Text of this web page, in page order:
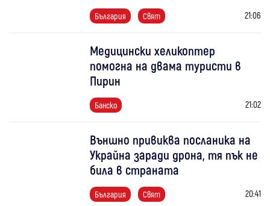
България Свят 21:06
Медицински хеликоптер
помогна на двама туристи в
Пирин
Банско 21:02
Външно привиква посланика на
Украйна заради дрона, тя пък не
била в страната
България Свят 20:41